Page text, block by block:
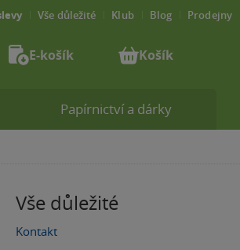
Vše důležité
Kontakt
Papírnictví a dárky
Vše důležité Klub Blog Prodejny
E-košík Košík